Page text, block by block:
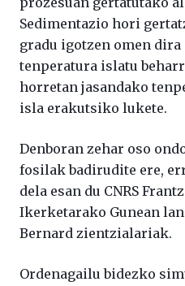
Sedimentazio hori
gradu igotzen omen dira
tenperatura islatu
horretan jasandako
isla erakutsiko lukete.
Denboran zehar oso
fosilak badirudite ere,
dela esan du CNRS
Ikerketarako Gunean
Bernard zientzialariak.
Ordenagailu bidezko